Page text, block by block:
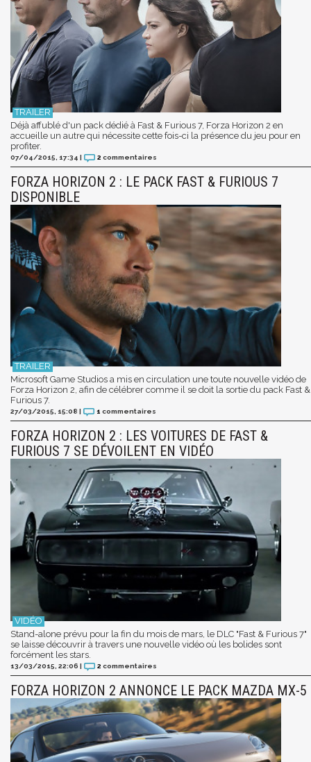
Déjà affublé d'un pack dédié à Fast & Furious 7, Forza Horizon 2 en
accueille un autre qui nécessite cette fois-ci la présence du jeu pour en
profiter.
07/04/2015, 17:34 | 2 commentaires
FORZA HORIZON 2 : LE PACK FAST & FURIOUS 7
DISPONIBLE
Microsoft Game Studios a mis en circulation une toute nouvelle vidéo de
Forza Horizon 2, afin de célébrer comme il se doit la sortie du pack Fast &
Furious 7.
27/03/2015, 15:08 | 1 commentaires
FORZA HORIZON 2 : LES VOITURES DE FAST &
FURIOUS 7 SE DÉVOILENT EN VIDÉO
Stand-alone prévu pour la fin du mois de mars, le DLC "Fast & Furious 7"
se laisse découvrir à travers une nouvelle vidéo où les bolides sont
forcément les stars.
13/03/2015, 22:06 2 commentaires
FORZA HORIZON 2 ANNONCE LE PACK MAZDA MX-5